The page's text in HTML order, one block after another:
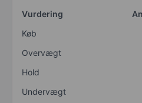
Vurdering
Køb
Overvægt
Hold
Undervægt